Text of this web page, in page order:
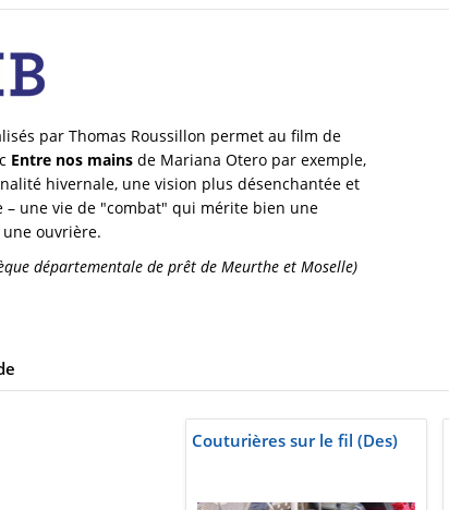
par Thomas Roussillon permet au film de
Entre nos mains de Mariana Otero par exemple,
hivernale, une vision plus désenchantée et
– une vie de "combat" qui mérite bien une
ouvrière.
départementale de prêt de Meurthe et Moselle)
Couturières sur le fil (Des)